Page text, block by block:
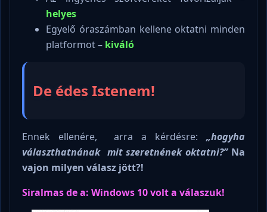
helyes
Egyelő óraszámban kellene oktatni minden
platformot – kiváló
De édes Istenem!
Ennek ellenére, arra a kérdésre: „hogyha
választhatnának mit szeretnének oktatni?”Na
vajon milyen válasz jött?!
Siralmas de a: Windows 10 volt a válaszuk!